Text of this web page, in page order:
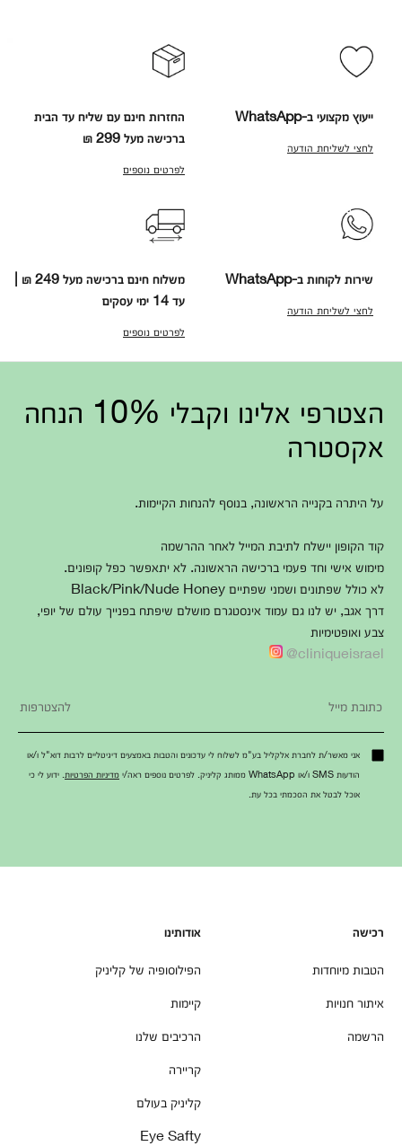
ייעוץ מקצועי ב-WhatsApp
לחצי לשליחת הודעה
החזרות חינם עם שליח עד הבית
ברכישה מעל 299 ₪
לפרטים נוספים
שירות לקוחות ב-WhatsApp
לחצי לשליחת הודעה
משלוח חינם ברכישה מעל 249 ₪ |
עד 14 ימי עסקים
לפרטים נוספים
הצטרפי אלינו וקבלי 10% הנחה
אקסטרה
על היתרה בקנייה הראשונה, בנוסף להנחות הקיימות.
קוד הקופון יישלח לתיבת המייל לאחר ההרשמה
מימוש אישי וחד פעמי ברכישה הראשונה. לא יתאפשר כפל קופונים.
לא כולל שפתונים ושמני שפתיים Black/Pink/Nude Honey
דרך אגב, יש לנו גם עמוד אינסטגרם מושלם שיפתח בפנייך עולם של יופי,
צבע ואופטימיות
cliniqueisrael@
אני מאשר/ת לחברת אלקליל בע"מ לשלוח לי עדכונים והטבות באמצעים דיגיטליים לרבות דוא"ל ו/או
הודעות SMS ו/או WhatsApp ממותג קליניק. לפרטים נוספים ראה/י
מדיניות הפרטיות . ידוע לי כי
אוכל לבטל את הסכמתי בכל עת.
רכישה
הטבות מיוחדות
איתור חנויות
הרשמה
אודותינו
הפילוסופיה של קליניק
קיימות
הרכיבים שלנו
קריירה
קליניק בעולם
Eye Safty